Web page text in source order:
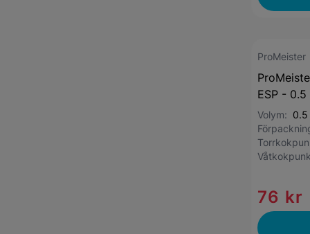
ProMeister
ESP - 0.5
Volym: 0.5
76 kr